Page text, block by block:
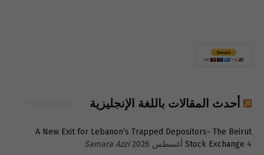
أحدث المقالات باللغة الإنجليزية
A New Exit for Lebanon’s Trapped Depositors- The Beirut
Stock Exchange 4 أغسطس 2026
Samara Azzi